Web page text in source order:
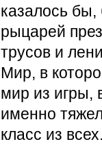
казалось
рыцарей
трусов и
Мир, в
мир из игры,
именно
класс из